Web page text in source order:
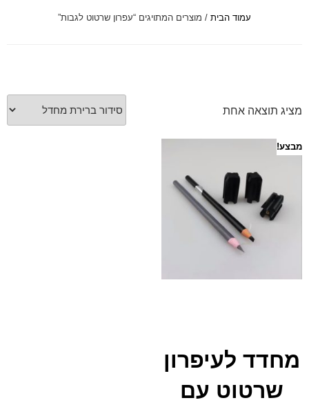
סמן קישורים
עמוד הבית / מוצרים המתויגים “עפרון שרטוט לגבות”
מציג תוצאה אחת
מבצע!
מחדד לעיפרון
שרטוט עם